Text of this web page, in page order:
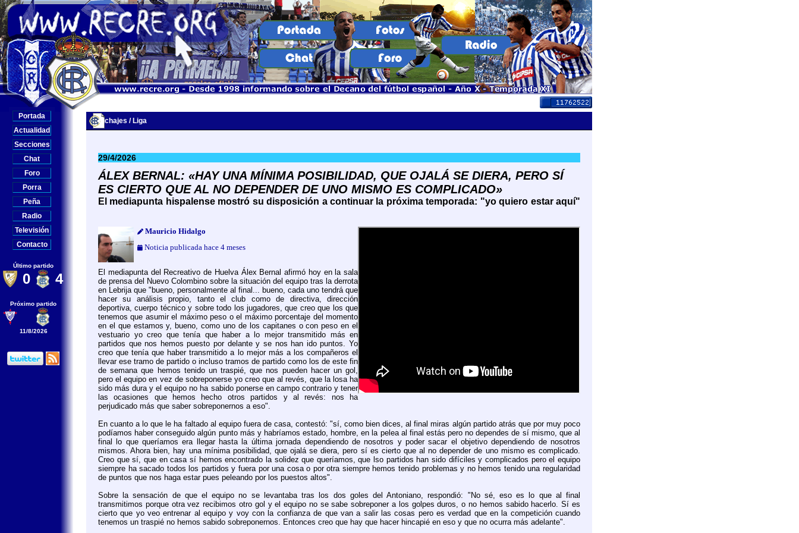
Último partido
0 4
Próximo partido
11/8/2026
Fichajes / Liga
29/4/2026
ÁLEX BERNAL: «HAY UNA MÍNIMA POSIBILIDAD, QUE OJALÁ SE DIERA, PERO SÍ
ES CIERTO QUE AL NO DEPENDER DE UNO MISMO ES COMPLICADO»
El mediapunta hispalense mostró su disposición a continuar la próxima temporada: "yo quiero estar aquí"
Mauricio Hidalgo
Noticia publicada hace 4 meses
El mediapunta del Recreativo de Huelva Álex Bernal afirmó hoy en la sala
de prensa del Nuevo Colombino sobre la situación del equipo tras la derrota
en Lebrija que "bueno, personalmente al final... bueno, cada uno tendrá que
hacer su análisis propio, tanto el club como de directiva, dirección
deportiva, cuerpo técnico y sobre todo los jugadores, que creo que los que
tenemos que asumir el máximo peso o el máximo porcentaje del momento
en el que estamos y, bueno, como uno de los capitanes o con peso en el
vestuario yo creo que tenía que haber a lo mejor transmitido más en
partidos que nos hemos puesto por delante y se nos han ido puntos. Yo
creo que tenía que haber transmitido a lo mejor más a los compañeros el
llevar ese tramo de partido o incluso tramos de partido como los de este fin
de semana que hemos tenido un traspié, que nos pueden hacer un gol,
pero el equipo en vez de sobreponerse yo creo que al revés, que la losa ha
sido más dura y el equipo no ha sabido ponerse en campo contrario y tener
las ocasiones que hemos hecho otros partidos y al revés: nos ha
perjudicado más que saber sobreponernos a eso".
En cuanto a lo que le ha faltado al equipo fuera de casa, contestó: "sí, como bien dices, al final miras algún partido atrás que por muy poco
podíamos haber conseguido algún punto más y habríamos estado, hombre, en la pelea al final estás pero no dependes de sí mismo, que al
final lo que queríamos era llegar hasta la última jornada dependiendo de nosotros y poder sacar el objetivo dependiendo de nosotros
mismos. Ahora bien, hay una mínima posibilidad, que ojalá se diera, pero sí es cierto que al no depender de uno mismo es complicado.
Creo que sí, que en casa sí hemos encontrado la solidez que queríamos, que lso partidos han sido difíciles y complicados pero el equipo
siempre ha sacado todos los partidos y fuera por una cosa o por otra siempre hemos tenido problemas y no hemos tenido una regularidad
de puntos que nos haga estar pues peleando por los puestos altos".
Sobre la sensación de que el equipo no se levantaba tras los dos goles del Antoniano, respondió: "No sé, eso es lo que al final
transmitimos porque otra vez recibimos otro gol y el equipo no se sabe sobreponer a los golpes duros, o no hemos sabido hacerlo. Sí es
cierto que yo veo entrenar al equipo y voy con la confianza de que van a salir las cosas pero es verdad que en la competición cuando
tenemos un traspié no hemos sabido sobreponernos. Entonces creo que hay que hacer hincapié en eso y que no ocurra más adelante".
Portada
Actualidad
Secciones
Chat
Foro
Porra
Peña
Radio
Televisión
Contacto